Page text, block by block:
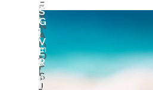
E
R
N
A
D
O
P
S
J
e
v
e
r
e
s
b
l
i
i
f
o
h
a
r
a
l
l
S
G
I
V
E
R
D
a
s
t
m
å
n